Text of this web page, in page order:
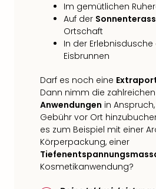
Im gemütlichen
Auf der
Ortschaft
In der
Eisbrunnen
Darf es noch eine
Dann nimm die zahlreichen
Anwendungen in
Gebühr vor Ort
es zum Beispiel mit einer
Körperpackung, einer
Kosmetikanwendung?